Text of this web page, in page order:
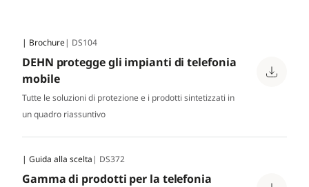
| Brochure| DS104
DEHN protegge gli impianti di telefonia
mobile
Tutte le soluzioni di protezione e i prodotti sintetizzati in
un quadro riassuntivo
| Guida alla scelta | DS372
Gamma di prodotti per la telefonia